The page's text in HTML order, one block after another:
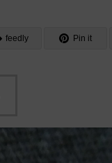
feedly Pin it